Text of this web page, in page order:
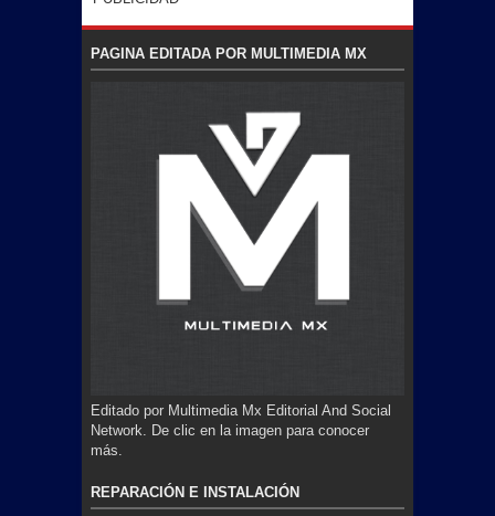
PAGINA EDITADA POR MULTIMEDIA MX
Editado por Multimedia Mx Editorial And Social
Network. De clic en la imagen para conocer
más.
REPARACIÓN E INSTALACIÓN